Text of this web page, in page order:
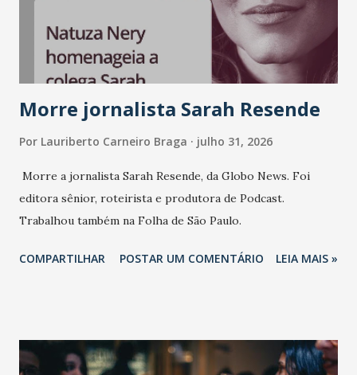
Morre jornalista Sarah Resende
Por Lauriberto Carneiro Braga julho 31, 2026
Morre a jornalista Sarah Resende, da Globo News. Foi
editora sênior, roteirista e produtora de Podcast.
Trabalhou também na Folha de São Paulo.
COMPARTILHAR POSTAR UM COMENTÁRIO LEIA MAIS »